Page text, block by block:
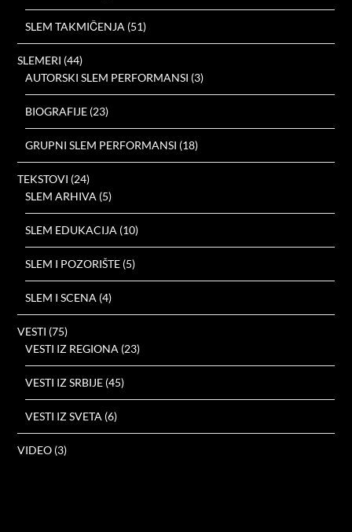
SLEM TAKMIČENJA (51)
SLEMERI (44)
AUTORSKI SLEM PERFORMANSI (3)
BIOGRAFIJE (23)
GRUPNI SLEM PERFORMANSI (18)
TEKSTOVI (24)
SLEM ARHIVA (5)
SLEM EDUKACIJA (10)
SLEM I POZORIŠTE (5)
SLEM I SCENA (4)
VESTI (75)
VESTI IZ REGIONA (23)
VESTI IZ SRBIJE (45)
VESTI IZ SVETA (6)
VIDEO (3)